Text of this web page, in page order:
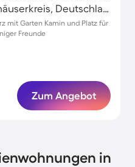
Sondershausen, Kyffhäuserkreis, Deutschland
mit Garten Kamin und Platz für
Freunde
Zum Angebot
in